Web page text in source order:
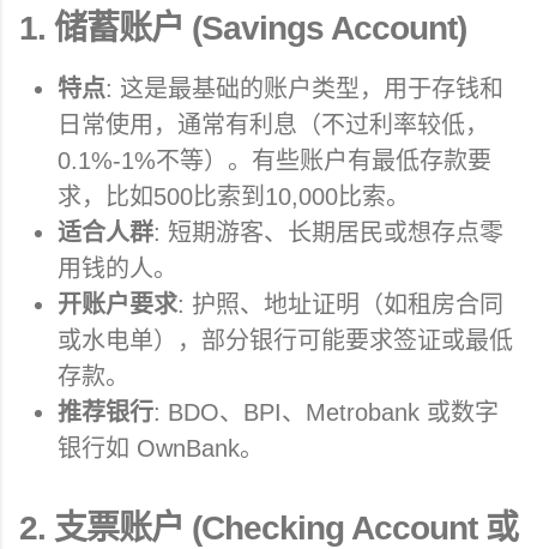
1. 储蓄账户 (Savings Account)
特点: 这是最基础的账户类型，用于存钱和
日常使用，通常有利息（不过利率较低，
0.1%-1%不等）。有些账户有最低存款要
求，比如500比索到10,000比索。
适合人群: 短期游客、长期居民或想存点零
用钱的人。
开账户要求: 护照、地址证明（如租房合同
或水电单），部分银行可能要求签证或最低
存款。
推荐银行: BDO、BPI、Metrobank 或数字
银行如 OwnBank。
2. 支票账户 (Checking Account 或